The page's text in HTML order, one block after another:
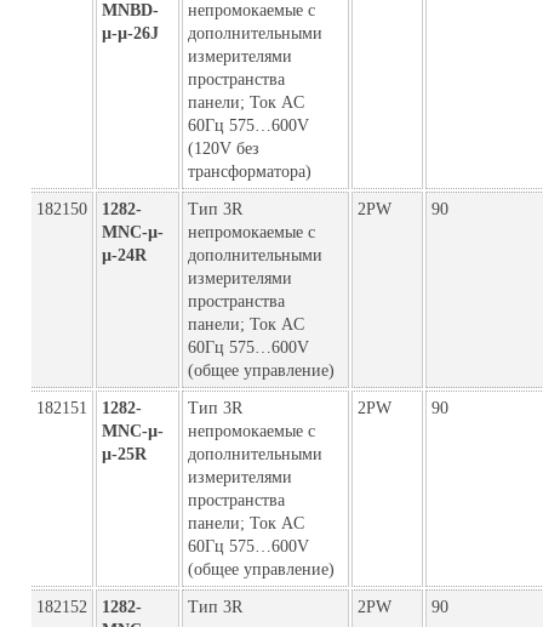
MNBD-
µ-µ-26J
непромокаемые с
дополнительными
измерителями
пространства
панели; Ток AC
60Гц 575…600V
(120V без
трансформатора)
182150
1282-
MNC-µ-
µ-24R
Тип 3R
непромокаемые с
дополнительными
измерителями
пространства
панели; Ток AC
60Гц 575…600V
(общее управление)
2PW 90
182151
1282-
MNC-µ-
µ-25R
Тип 3R
непромокаемые с
дополнительными
измерителями
пространства
панели; Ток AC
60Гц 575…600V
(общее управление)
2PW 90
182152
1282-
Тип 3R
2PW 90